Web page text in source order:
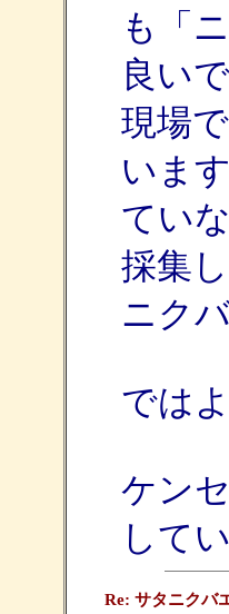
も「
良い
現場
いま
てい
採集
ニク
では
ケン
して
Re: サタニクバ